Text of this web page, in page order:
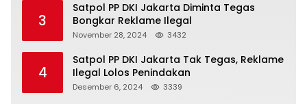
3
Satpol PP DKI Jakarta Diminta Tegas
Bongkar Reklame Ilegal
November 28, 2024 3432
4
Satpol PP DKI Jakarta Tak Tegas, Reklame
Ilegal Lolos Penindakan
Desember 6, 2024 3339